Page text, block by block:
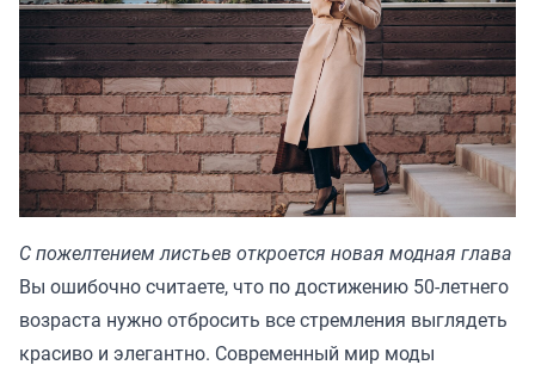
С пожелтением листьев откроется новая модная глава
Вы ошибочно считаете, что по достижению 50-летнего
возраста нужно отбросить все стремления выглядеть
красиво и элегантно. Современный мир моды